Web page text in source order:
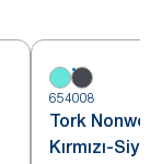
654008
Tork
Kırmızı-